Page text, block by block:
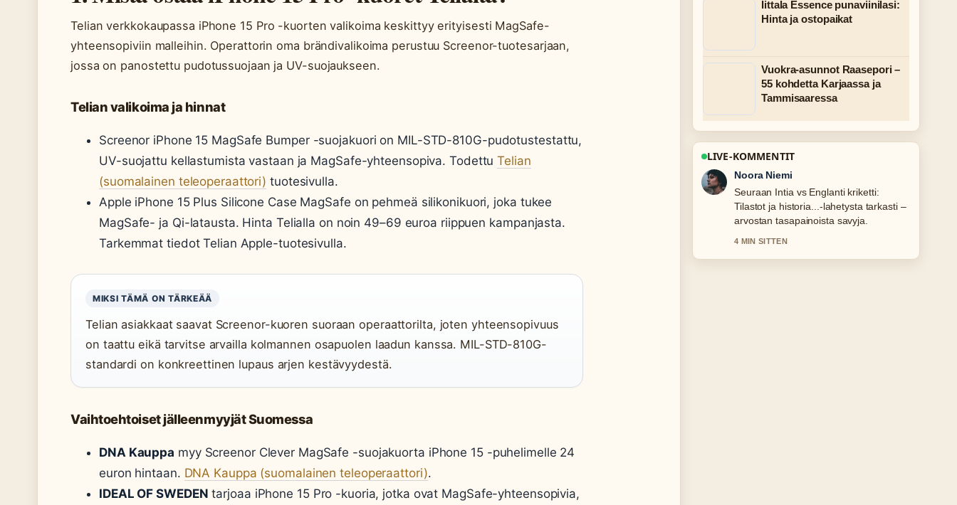
Telian verkkokaupassa iPhone 15 Pro -kuorten valikoima keskittyy erityisesti MagSafe-
yhteensopiviin malleihin. Operattorin oma brändivalikoima perustuu Screenor-tuotesarjaan,
jossa on panostettu pudotussuojaan ja UV-suojaukseen.
Telian valikoima ja hinnat
Screenor iPhone 15 MagSafe Bumper -suojakuori on MIL-STD-810G-pudotustestattu,
UV-suojattu kellastumista vastaan ja MagSafe-yhteensopiva. TodettuTelian
(suomalainen teleoperaattori) tuotesivulla.
Apple iPhone 15 Plus Silicone Case MagSafe on pehmeä silikonikuori, joka tukee
MagSafe- ja Qi-latausta. Hinta Telialla on noin 49–69 euroa riippuen kampanjasta.
Tarkemmat tiedot Telian Apple-tuotesivulla.
MIKSI TÄMÄ ON TÄRKEÄÄ
Telian asiakkaat saavat Screenor-kuoren suoraan operaattorilta, joten yhteensopivuus
on taattu eikä tarvitse arvailla kolmannen osapuolen laadun kanssa. MIL-STD-810G-
standardi on konkreettinen lupaus arjen kestävyydestä.
Vaihtoehtoiset jälleenmyyjät Suomessa
DNA Kauppa myy Screenor Clever MagSafe -suojakuorta iPhone 15 -puhelimelle 24
euron hintaan. DNA Kauppa (suomalainen teleoperaattori).
IDEAL OF SWEDEN tarjoaa iPhone 15 Pro -kuoria, jotka ovat MagSafe-yhteensopivia,
Iittala Essence punaviinilasi:
Hinta ja ostopaikat
Vuokra-asunnot Raasepori –
55 kohdetta Karjaassa ja
Tammisaaressa
LIVE-KOMMENTIT
Oskari Lehtinen
Hyvaa taustoitusta aiheesta iik week
Linnanmäki 2026 – päivämäärät ja....
Pytkethan taman livesaikeen ajan